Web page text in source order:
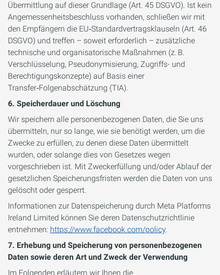
Übermittlung auf dieser Grundlage (Art. 45 DSGVO). Ist kein
Angemessenheitsbeschluss vorhanden, schließen wir mit
den Empfängern die EU‑Standardvertragsklauseln (Art. 46
DSGVO) und treffen – soweit erforderlich – zusätzliche
technische und organisatorische Maßnahmen (z. B.
Verschlüsselung, Pseudonymisierung, Zugriffs- und
Berechtigungskonzepte) auf Basis einer
Transfer‑Folgenabschätzung (TIA).
6. Speicherdauer und Löschung
Wir speichern alle personenbezogenen Daten, die Sie uns
übermitteln, nur so lange, wie sie benötigt werden, um die
Zwecke zu erfüllen, zu denen diese Daten übermittelt
wurden, oder solange dies von Gesetzes wegen
vorgeschrieben ist. Mit Zweckerfüllung und/oder Ablauf der
gesetzlichen Speicherungsfristen werden die Daten von uns
gelöscht oder gesperrt.
Informationen zur Datenspeicherung durch Meta Platforms
Ireland Limited können Sie deren Datenschutzrichtlinie
entnehmen: https://www.facebook.com/policy.
7. Erhebung und Speicherung von personenbezogenen
Daten sowie deren Art und Zweck der Verwendung
Im Folgenden erläutern wir Ihnen die